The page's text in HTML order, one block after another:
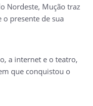
Nordeste, Mução traz
o presente de sua
a internet e o teatro,
que conquistou o